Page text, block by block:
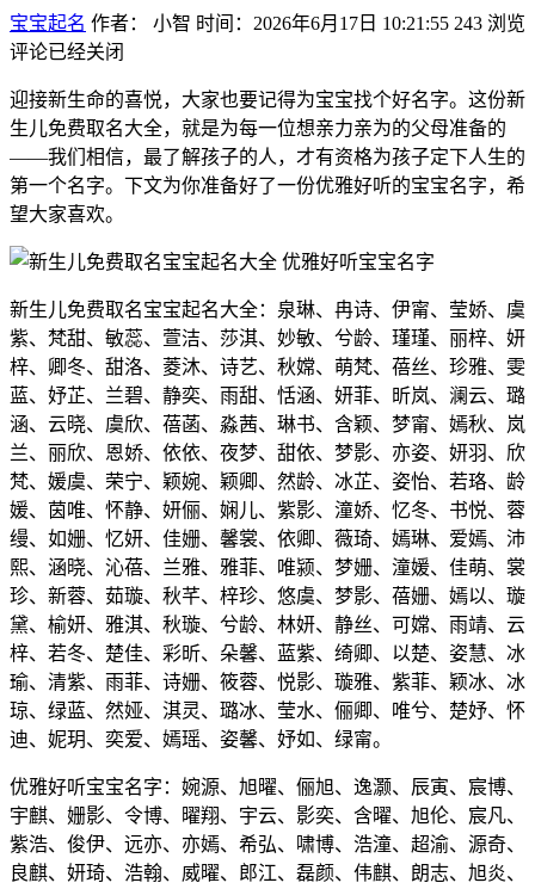
宝宝起名 作者： 小智 时间：2026年6月17日 10:21:55 243 浏览
评论已经关闭
迎接新生命的喜悦，大家也要记得为宝宝找个好名字。这份新
生儿免费取名大全，就是为每一位想亲力亲为的父母准备的
——我们相信，最了解孩子的人，才有资格为孩子定下人生的
第一个名字。下文为你准备好了一份优雅好听的宝宝名字，希
望大家喜欢。
新生儿免费取名宝宝起名大全：泉琳、冉诗、伊甯、莹娇、虞
紫、梵甜、敏蕊、萱洁、莎淇、妙敏、兮龄、瑾瑾、丽梓、妍
梓、卿冬、甜洛、菱沐、诗艺、秋嫦、萌梵、蓓丝、珍雅、雯
蓝、妤芷、兰碧、静奕、雨甜、恬涵、妍菲、昕岚、澜云、璐
涵、云晓、虞欣、蓓菡、淼茜、琳书、含颖、梦甯、嫣秋、岚
兰、丽欣、恩娇、依依、夜梦、甜依、梦影、亦姿、妍羽、欣
梵、媛虞、荣宁、颖婉、颖卿、然龄、冰芷、姿怡、若珞、龄
媛、茵唯、怀静、妍俪、娴儿、紫影、潼娇、忆冬、书悦、蓉
缦、如姗、忆妍、佳姗、馨裳、依卿、薇琦、嫣琳、爱嫣、沛
熙、涵晓、沁蓓、兰雅、雅菲、唯颍、梦姗、潼媛、佳萌、裳
珍、新蓉、茹璇、秋芊、梓珍、悠虞、梦影、蓓姗、嫣以、璇
黛、榆妍、雅淇、秋璇、兮龄、林妍、静丝、可嫦、雨靖、云
梓、若冬、楚佳、彩昕、朵馨、蓝紫、绮卿、以楚、姿慧、冰
瑜、清紫、雨菲、诗姗、筱蓉、悦影、璇雅、紫菲、颖冰、冰
琼、绿蓝、然娅、淇灵、璐冰、莹水、俪卿、唯兮、楚妤、怀
迪、妮玥、奕爱、嫣瑶、姿馨、妤如、绿甯。
优雅好听宝宝名字：婉源、旭曜、俪旭、逸灏、辰寅、宸博、
宇麒、姗影、令博、曜翔、宇云、影奕、含曜、旭伦、宸凡、
紫浩、俊伊、远亦、亦嫣、希弘、啸博、浩潼、超渝、源奇、
良麒、妍琦、浩翰、威曜、郎江、磊颜、伟麒、朗志、旭炎、